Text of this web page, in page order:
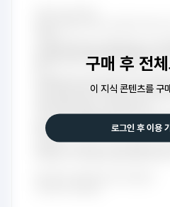
구매 후 전
이 지식 콘텐츠를 구
로그인 후 이용